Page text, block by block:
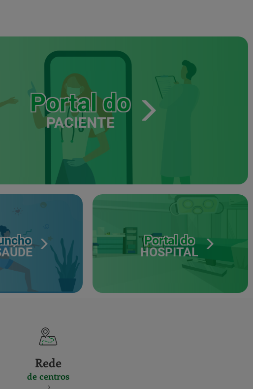
Portal do
PACIENTE
Portal do
HOSPITAL
Rede
de centros